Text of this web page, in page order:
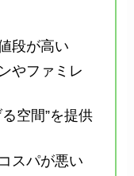
段が高い
やファミレ
空間”を提供
スパが悪い